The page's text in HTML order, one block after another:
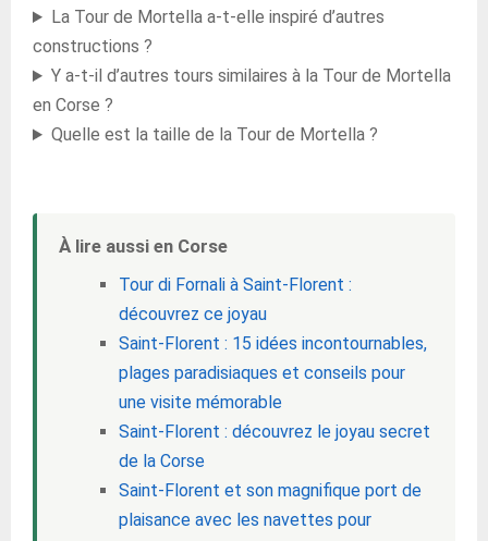
La Tour de Mortella a-t-elle inspiré d’autres
constructions ?
Y a-t-il d’autres tours similaires à la Tour de Mortella
en Corse ?
Quelle est la taille de la Tour de Mortella ?
À lire aussi en Corse
Tour di Fornali à Saint-Florent :
découvrez ce joyau
Saint-Florent : 15 idées incontournables,
plages paradisiaques et conseils pour
une visite mémorable
Saint-Florent : découvrez le joyau secret
de la Corse
Saint-Florent et son magnifique port de
plaisance avec les navettes pour